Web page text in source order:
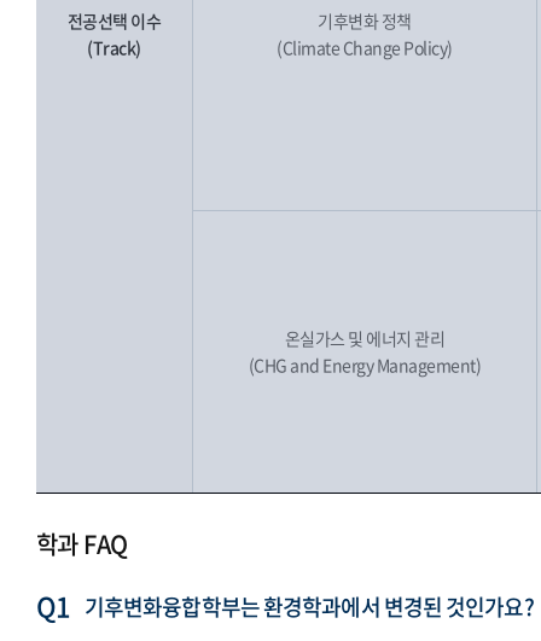
전공선택 이수
(Track)
기후변화 정책
(Climate Change Policy)
온실가스 및 에너지 관리
(CHG and Energy Management)
학과 FAQ
기후변화융합학부는 환경학과에서 변경된 것인가요?